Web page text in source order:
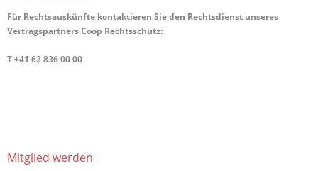
Für Rechtsauskünfte kontaktieren Sie den Rechtsdienst unseres
Vertragspartners Coop Rechtsschutz:
T +41 62 836 00 00
Mitglied werden